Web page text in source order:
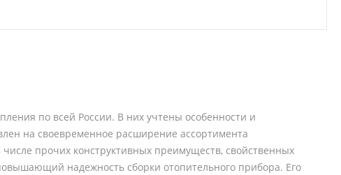
по всей России. В них учтены особенности и
на своевременное расширение ассортимента
прочих конструктивных преимуществ, свойственных
надежность сборки отопительного прибора. Его